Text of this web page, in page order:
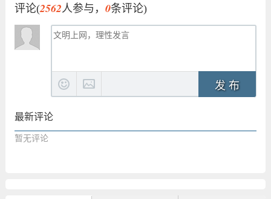
评论(2562人参与， 0条评论)
发 布
最新评论
暂无评论